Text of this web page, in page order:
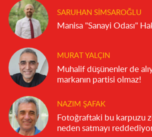
SARUHAN SIMSAROĞLU
Manisa "Sanayi Odası"
MURAT YALÇIN
Muhalif düşünenler de
markanın partisi olmaz!
NAZIM ŞAFAK
Fotoğraftaki bu karpuzu
neden satmayı